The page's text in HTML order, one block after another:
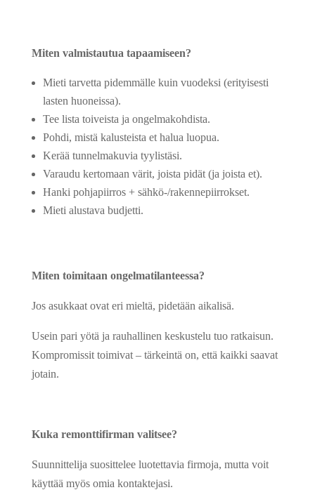
Miten valmistautua tapaamiseen?
Mieti tarvetta pidemmälle kuin vuodeksi (erityisesti
lasten huoneissa).
Tee lista toiveista ja ongelmakohdista.
Pohdi, mistä kalusteista et halua luopua.
Kerää tunnelmakuvia tyylistäsi.
Varaudu kertomaan värit, joista pidät (ja joista et).
Hanki pohjapiirros + sähkö-/rakennepiirrokset.
Mieti alustava budjetti.
Miten toimitaan ongelmatilanteessa?
Jos asukkaat ovat eri mieltä, pidetään aikalisä.
Usein pari yötä ja rauhallinen keskustelu tuo ratkaisun.
Kompromissit toimivat – tärkeintä on, että kaikki saavat
jotain.
Kuka remonttifirman valitsee?
Suunnittelija suosittelee luotettavia firmoja, mutta voit
käyttää myös omia kontaktejasi.